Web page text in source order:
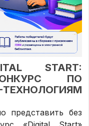
START:
ПО
представить без